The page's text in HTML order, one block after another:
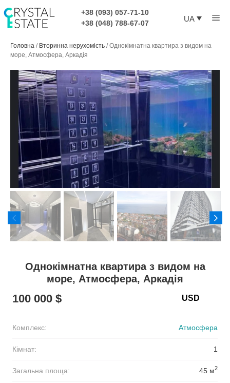
до
контенту
+38 (093) 057-71-10
+38 (048) 788-67-07
UA
Головна / Вторинна нерухомість /Однокімнатна квартира з видом на
море, Атмосфера, Аркадія
Однокімнатна квартира з видом на
море, Атмосфера, Аркадія
100 000 $
Комплекс: Атмосфера
Кімнат: 1
Загальна площа: 45 м2